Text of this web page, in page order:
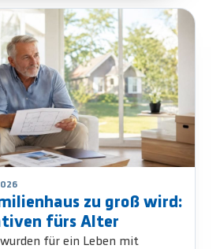
zu groß wird:
fürs Alter
für ein Leben mit